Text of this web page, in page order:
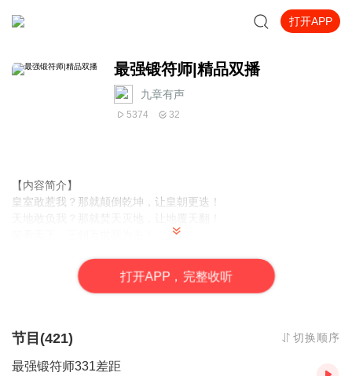
打开APP
最强锻符师|精品双播
九章有声
5374 32
【内容简介】
皇室敢惹我？那就颠倒乾坤，让皇朝更迭！
且看一个人体潜能科学家萧默，凭借着量子计算机，成就锻符之
祖，战强者，灭万魔，凌绝天下，傲视苍穹！
作者：九猫
主播：九章有声
打开APP，完整收听
节目(421) 切换顺序
最强锻符师331差距